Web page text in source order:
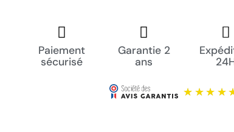
Paiement
sécurisé
Garantie 2
ans